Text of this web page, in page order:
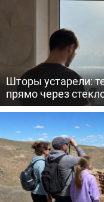
Шторы устарели:
прямо через